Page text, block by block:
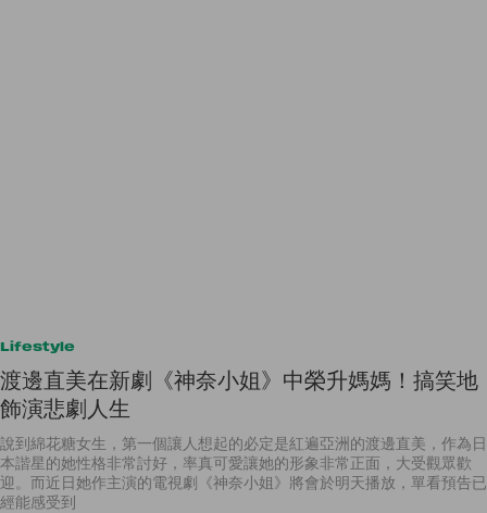
Lifestyle
渡邊直美在新劇《神奈小姐》中榮升媽媽！搞笑地
飾演悲劇人生
說到綿花糖女生，第一個讓人想起的必定是紅遍亞洲的渡邊直美，作為日
本諧星的她性格非常討好，率真可愛讓她的形象非常正面，大受觀眾歡
迎。而近日她作主演的電視劇《神奈小姐》將會於明天播放，單看預告已
經能感受到